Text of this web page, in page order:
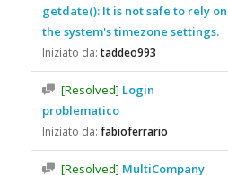
getdate(): It is not safe to rely on
the system's timezone settings.
Iniziato da:taddeo993
[Resolved] Login
problematico
Iniziato da: fabioferrario
[Resolved] MultiCompany